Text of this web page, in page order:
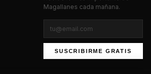
Magallanes cada mañana.
SUSCRIBIRME GRATIS